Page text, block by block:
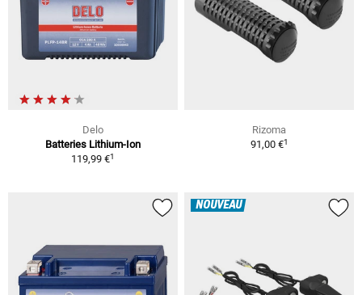
Delo
Batteries Lithium-Ion
119,99 €1
Rizoma
91,00 €1
NOUVEAU